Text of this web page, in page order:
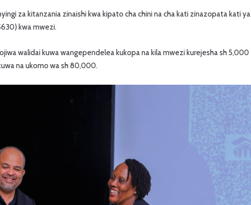
za kitanzania zinaishi kwa kipato cha chini na cha kati zinazopata kati ya
kwa mwezi.
walidai kuwa wangependelea kukopa na kila mwezi kurejesha sh 5,000
na ukomo wa sh 80,000.